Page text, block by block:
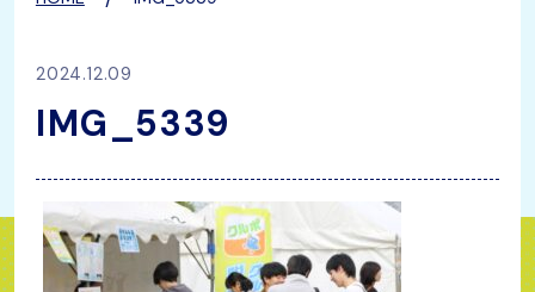
2024.12.09
IMG_5339